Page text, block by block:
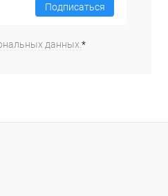
Подписаться
данных. *